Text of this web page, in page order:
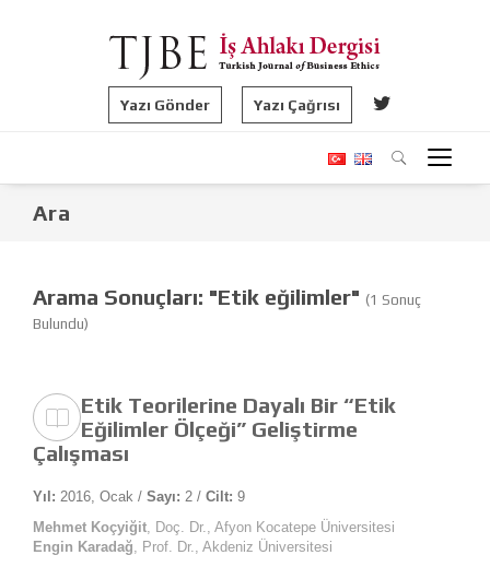
Yazı Gönder Yazı Çağrısı
Ara
Arama Sonuçları: "Etik eğilimler" (1 Sonuç
Bulundu)
Etik Teorilerine Dayalı Bir “Etik
Eğilimler Ölçeği” Geliştirme
Çalışması
Yıl: 2016, Ocak / Sayı: 2 / Cilt: 9
Mehmet Koçyiğit , Doç. Dr., Afyon Kocatepe Üniversitesi
Engin Karadağ , Prof. Dr., Akdeniz Üniversitesi